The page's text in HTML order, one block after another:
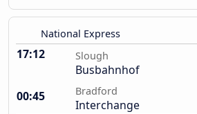
National Express
17:12 Slough
Busbahnhof
00:45
Bradford
Interchange